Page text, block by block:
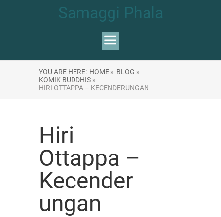
Samaggi Phala
YOU ARE HERE: HOME » BLOG »
KOMIK BUDDHIS »
HIRI OTTAPPA – KECENDERUNGAN
Hiri
Ottappa –
Kecender
ungan